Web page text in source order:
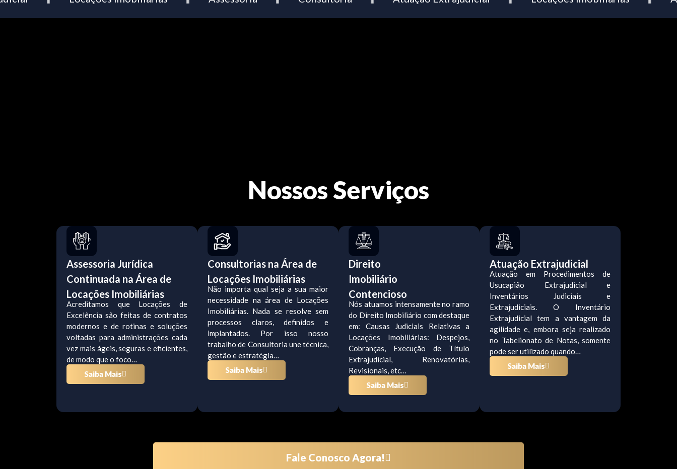
Nossos Serviços
Assessoria Jurídica
Continuada na Área de
Locações Imobiliárias
Acreditamos que Locações de
Excelência são feitas de contratos
modernos e de rotinas e soluções
voltadas para administrações cada
vez mais ágeis, seguras e eficientes,
de modo que o foco…
Saiba Mais
Consultorias na Área de
Locações Imobiliárias
Não importa qual seja a sua maior
necessidade na área de Locações
Imobiliárias. Nada se resolve sem
processos claros, definidos e
implantados. Por isso nosso
trabalho de Consultoria une técnica,
gestão e estratégia…
Saiba Mais
Direito
Imobiliário
Contencioso
Nós atuamos intensamente no ramo
do Direito Imobiliário com destaque
em: Causas Judiciais Relativas a
Locações Imobiliárias: Despejos,
Cobranças, Execução de Título
Extrajudicial, Renovatórias,
Revisionais, etc…
Saiba Mais
Atuação Extrajudicial
Atuação em Procedimentos de
Usucapião Extrajudicial e
Inventários Judiciais e
Extrajudiciais. O Inventário
Extrajudicial tem a vantagem da
agilidade e, embora seja realizado
no Tabelionato de Notas, somente
pode ser utilizado quando…
Saiba Mais
Fale Conosco Agora!